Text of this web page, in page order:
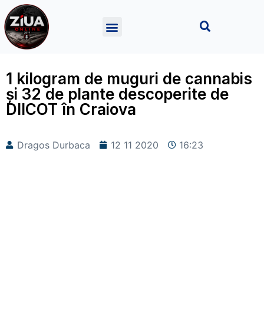
1 kilogram de muguri de cannabis
și 32 de plante descoperite de
DIICOT în Craiova
Dragos Durbaca 12 11 2020 16:23